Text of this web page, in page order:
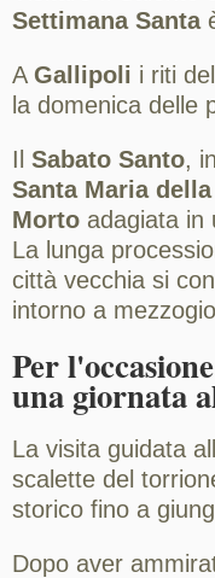
Settimana Santa
A Gallipoli i riti
la domenica delle
Il Sabato Santo,
Santa Maria
Morto adagiata in
La lunga
città vecchia si
intorno a
Per
una giornata
La visita guidata
scalette del
storico fino a
Dopo aver